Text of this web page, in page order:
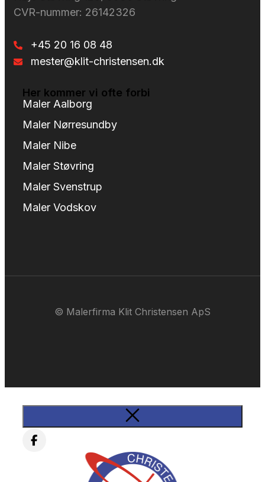
CVR-nummer: 26142326
+45 20 16 08 48
mester@klit-christensen.dk
Her kommer vi ofte forbi
Maler Aalborg
Maler Nørresundby
Maler Nibe
Maler Støvring
Maler Svenstrup
Maler Vodskov
© Malerfirma Klit Christensen ApS